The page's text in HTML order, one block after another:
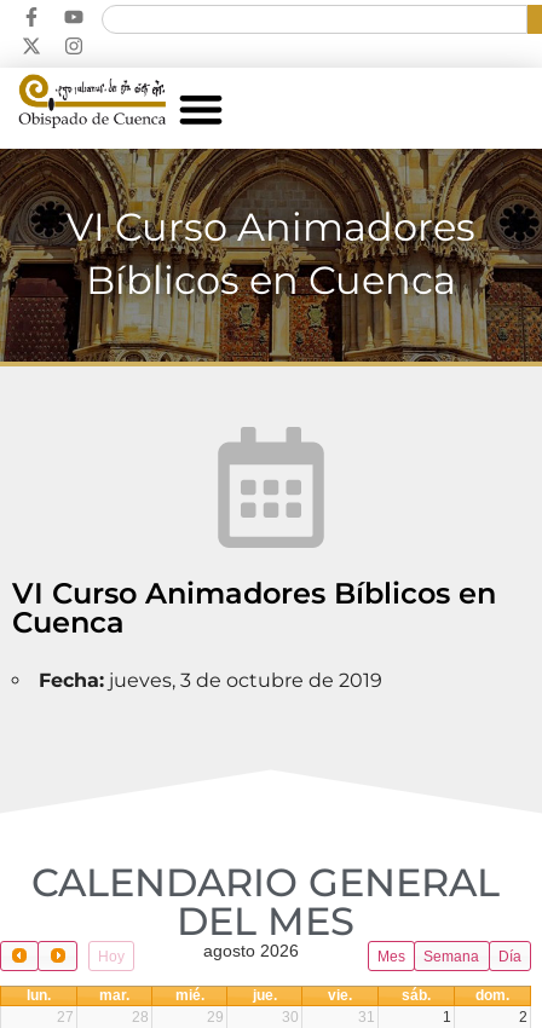
VI Curso Animadores
Bíblicos en Cuenca
VI Curso Animadores Bíblicos en
Cuenca
Fecha: jueves, 3 de octubre de 2019
CALENDARIO GENERAL
DEL MES​
Hoy Mes Semana Día
agosto 2026
lun. mar. mié. jue. vie. sáb.
dom.
27
28 29 30 31 1
2